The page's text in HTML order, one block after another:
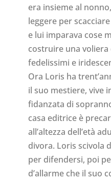
era insieme al
leggere per
e lui imparava cose
costruire una voliera
fedelissimi e
Ora Loris ha
il suo mestiere, vive
fidanzata di
casa editrice è
all’altezza dell’età
divora. Loris scivola
per difendersi, poi
d’allarme che il suo